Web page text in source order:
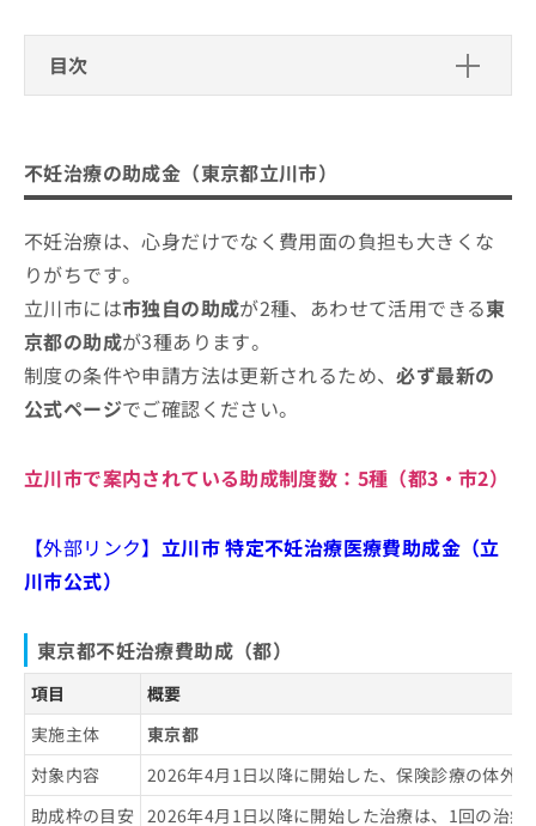
目次
東京都不育症検査助成（都）
先進医療不妊治療助成金（市）
自費診療助成金（市）
立川市周辺で評判の不妊治療におすす
めのクリニック・病院5選
井上レディースクリニック
アイリスウィメンズクリニック立川
こむかい産婦人科
永井産婦人科病院
レディースクリニックマリアヴィラ
まとめ：立川市周辺で評判の不妊治療におすす
不妊治療の助成金（東京都立川市）
不妊治療は、心身だけでなく費用面の負担も大きくな
りがちです。
立川市には市独自の助成が2種、あわせて活用できる東
京都の助成が3種あります。
制度の条件や申請方法は更新されるため、必ず最新の
公式ページでご確認ください。
立川市で案内されている助成制度数： 5種 （都3・市2）
【外部リンク】 立川市 特定不妊治療医療費助成金（立
川市公式）
東京都不妊治療費助成（都）
項目
概要
実施主体
東京都
対象内容
2026年4月1日以降に開始した、保険診療の体外
助成枠の目安 2026年4月1日以降に開始した治療は、1回の治療
合せ
す。
クリ
ニッ
予
約・
症状
のご
など
はで
きま
せん
承く
ださ
こ
無
情
報
充
の
お
申
し
は
ら
情
報
の
修
正
は
こ
合
せ
ち
ら
資
料
の
ご
請
求
は
こ
料
情
報
の
お
申
し
込
み
は
い
ち
ら